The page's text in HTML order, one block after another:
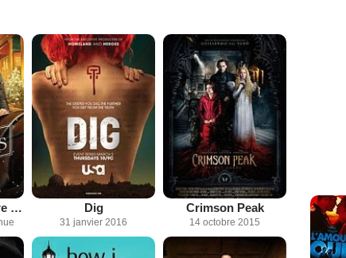
La Robe de la Mère Noël Dig
31 janvier 2016
Crimson Peak
14 octobre 2015